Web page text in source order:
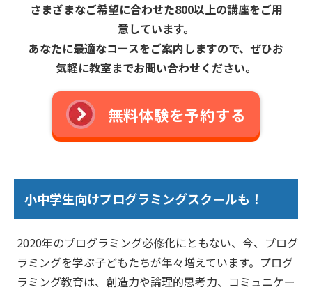
さまざまなご希望に合わせた800以上の講座をご用
意しています。
あなたに最適なコースをご案内しますので、ぜひお
気軽に教室までお問い合わせください。
無料体験を予約する
小中学生向けプログラミングスクールも！
2020年のプログラミング必修化にともない、今、プログ
ラミングを学ぶ子どもたちが年々増えています。プログ
ラミング教育は、創造力や論理的思考力、コミュニケー